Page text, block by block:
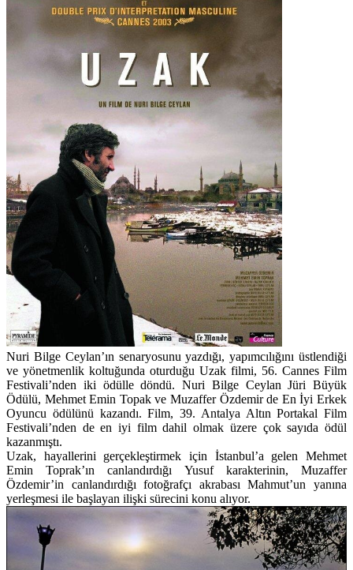
Nuri Bilge Ceylan’ın senaryosunu yazdığı, yapımcılığını üstlendiği
ve yönetmenlik koltuğunda oturduğu Uzak filmi, 56. Cannes Film
Festivali’nden iki ödülle döndü. Nuri Bilge Ceylan Jüri Büyük
Ödülü, Mehmet Emin TopakveMuzaffer Özdemirde En İyi Erkek
Oyuncu ödülünü kazandı. Film, 39. Antalya Altın Portakal Film
Festivali’nden de en iyi film dahil olmak üzere çok sayıda ödül
kazanmıştı.
Uzak, hayallerini gerçekleştirmek için İstanbul’a gelen Mehmet
Emin Toprak’ın canlandırdığı Yusuf karakterinin, Muzaffer
Özdemir’in canlandırdığı fotoğrafçı akrabası Mahmut’un yanına
yerleşmesi ile başlayan ilişki sürecini konu alıyor.